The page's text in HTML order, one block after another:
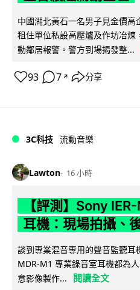
中國湖北黃石一名男子見金價
租住單位私設高壓爐及作坊冶
動鄰居報警。警方到場揭發整...
93 7 ↗ 分享
3C科技 流動音樂
Lawton 16 小時
【評測】Sony
耳機：現場拍攝、
談到專業混音專用的聲音監聽
MDR-M1 專業錄音室耳機都為
意影像製作...
閱讀全文